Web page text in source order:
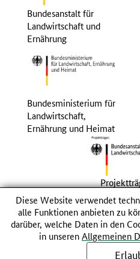
Bundesanstalt für
Landwirtschaft und
Ernährung
Bundesministerium für
Landwirtschaft,
Ernährung und Heimat
© 2026 Bundesanstalt für
IMPRESSUMDATENSCHUTZ
Diese Website verwendet
alle Funktionen anbieten zu
darüber, welche Daten in den
in unserenAllgemeinen